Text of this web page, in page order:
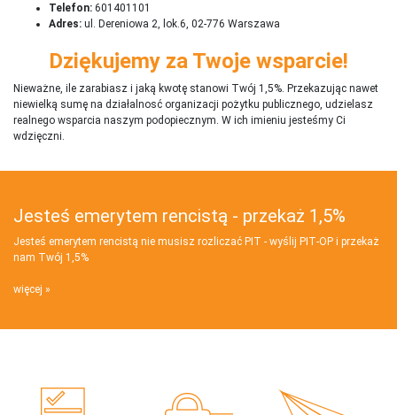
Telefon: 601401101
Adres: ul. Dereniowa 2, lok.6, 02-776 Warszawa
Dziękujemy za Twoje wsparcie!
Nieważne, ile zarabiasz i jaką kwotę stanowi Twój 1,5%. Przekazując nawet
niewielką sumę na działalnosć organizacji pożytku publicznego, udzielasz
realnego wsparcia naszym podopiecznym. W ich imieniu jesteśmy Ci
wdzięczni.
Jesteś emerytem rencistą - przekaż 1,5%
Jesteś emerytem rencistą nie musisz rozliczać PIT - wyślij PIT‑OP i przekaż
nam Twój 1,5%
więcej